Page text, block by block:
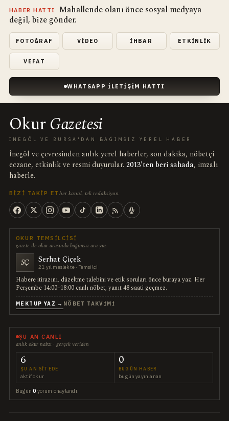
HABER HATTI
Mahallende olanı önce sosyal medyaya
değil, bize gönder.
FOTOĞRAF VIDEO İHBAR ETKINLIK
VEFAT
WHATSAPP İLETIŞIM HATTI
OkurGazetesi
İNEGÖL VE BURSA'DAN BAĞIMSIZ YEREL HABER
İnegöl ve çevresinden anlık yerel haberler, son dakika, nöbetçi
eczane, etkinlik ve resmi duyurular. 2013'ten beri sahada, imzalı
haberle.
BIZI TAKIP ET her kanal, tek redaksiyon
OKUR TEMSILCISI
gazete ile okur arasında bağımsız ara yüz
SÇ Serhat Çiçek
21 yıl meslekte · Temsilci
Habere itirazını, düzeltme talebini ve etik soruları önce buraya yaz. Her
Perşembe 14:00–18:00 canlı nöbet; yanıt 48 saati geçmez.
MEKTUP YAZ → NÖBET TAKVIMI
ŞU AN CANLI
anlık okur nabzı · gerçek veriden
6
ŞU AN SITEDE
aktif okur
0
BUGÜN HABER
bugün yayınlanan
Bugün0 yorum onaylandı.